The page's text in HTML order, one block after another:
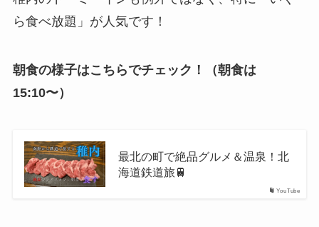
ら食べ放題」が人気です！
朝食の様子はこちらでチェック！（朝食は
15:10〜）
YouTube
最北の町で絶品グルメ＆温泉！北
海道鉄道旅🚆